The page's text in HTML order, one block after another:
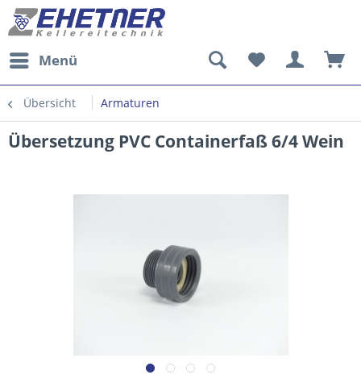
Menü
Übersicht Armaturen
Übersetzung PVC Containerfaß 6/4 Wein